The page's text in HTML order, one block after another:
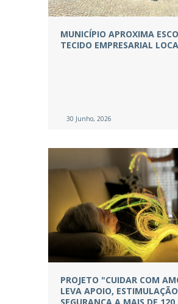
MUNICÍPIO APROXIMA
TECIDO EMPRESARIAL
30 Junho, 2026
PROJETO "CUIDAR COM
LEVA APOIO,